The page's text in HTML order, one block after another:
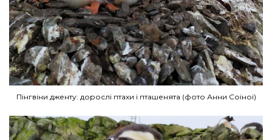
Пінгвіни дженту: дорослі птахи і пташенята (фото Анни Соіної)